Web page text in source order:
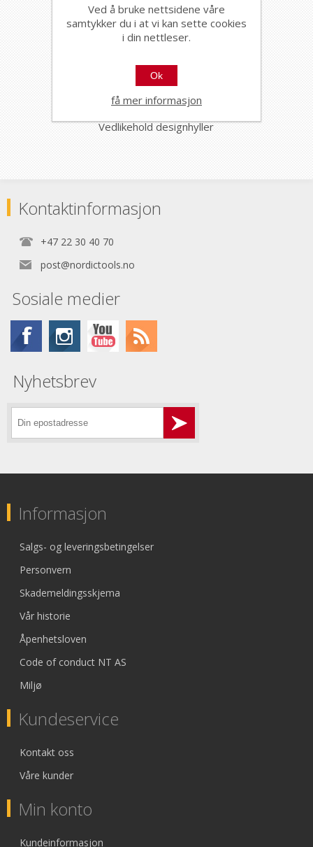
Dokumenter
Målskisse Tebo Tile in air hylle
Vedlikehold designhyller
Kontaktinformasjon
+47 22 30 40 70
post@nordictools.no
Sosiale medier
Nyhetsbrev
Informasjon
Salgs- og leveringsbetingelser
Personvern
Skademeldingsskjema
Vår historie
Åpenhetsloven
Code of conduct NT AS
Miljø
Kundeservice
Kontakt oss
Våre kunder
Min konto
Kundeinformasjon
Ved å bruke nettsidene våre
samtykker du i at vi kan sette cookies
i din nettleser.
Ok
få mer informasjon